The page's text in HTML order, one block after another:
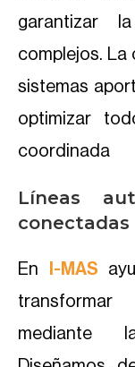
garantizar
complejos.
sistemas
optimizar
coordinada
Líneas
conectadas
En I-MAS
mediante